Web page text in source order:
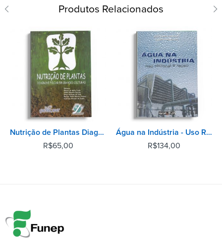
Produtos Relacionados
Nutrição de Plantas Diagnose Foliar em Grandes Culturas
R$65,00
Água na Indústria - Uso Racional e Reúso - Reimpressão 2012
R$134,00